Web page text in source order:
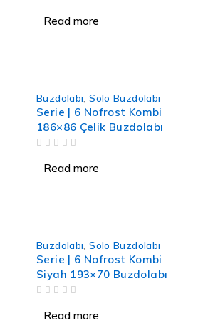
Read more
Buzdolabı ,Solo Buzdolabı
Serie | 6 Nofrost Kombi
186×86 Çelik Buzdolabı
Read more
Buzdolabı ,Solo Buzdolabı
Serie | 6 Nofrost Kombi
Siyah 193×70 Buzdolabı
Read more